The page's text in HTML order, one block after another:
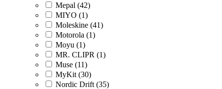
Mepal (42)
MIYO (1)
Moleskine (41)
Motorola (1)
Moyu (1)
MR. CLIPR (1)
Muse (11)
MyKit (30)
Nordic Drift (35)